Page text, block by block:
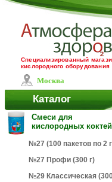
Специализированный
кислородного оборудования
Каталог
Смеси для
кислородных
№27 (100 пакетов по 2
№27 Профи (300 г)
№29 Классическая